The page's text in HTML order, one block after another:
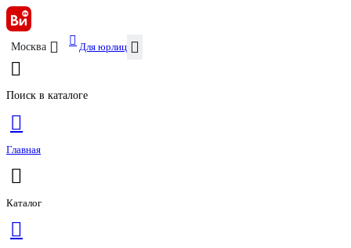
Москва Для юрлиц
Поиск в каталоге
Главная
Каталог